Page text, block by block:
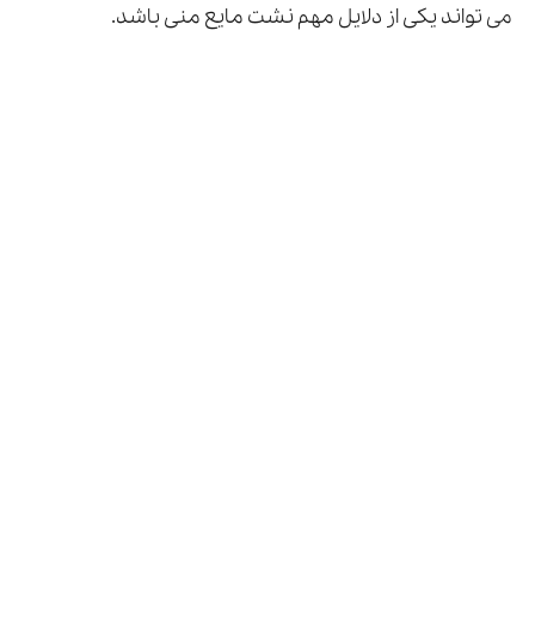
می تواند یکی از دلایل مهم نشت مایع منی باشد.